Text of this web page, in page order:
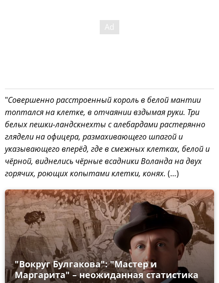
"Совершенно расстроенный король в белой мантии
топтался на клетке, в отчаянии вздымая руки. Три
белых пешки-ландскнехты с алебардами растерянно
глядели на офицера, размахивающего шпагой и
указывающего вперёд, где в смежных клетках, белой и
чёрной, виднелись чёрные всадники Воланда на двух
горячих, роющих копытами клетки, конях. (…)
"Вокруг Булгакова": "Мастер и
Маргарита" – неожиданная статистика